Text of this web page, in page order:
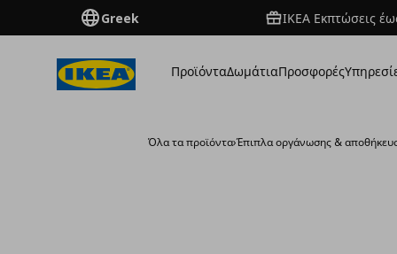
Greek ΙΚΕΑ Εκπτώσεις
ΠροϊόνταΔωμάτιαΠροσφορές
Όλα τα προϊόντα›Έπιπλα οργάνωσης &